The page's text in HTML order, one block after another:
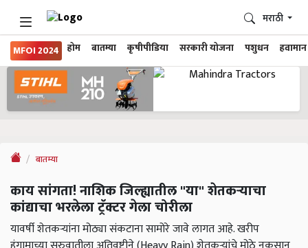
MFOI 2024 होम बातम्या कृषीपीडिया सरकारी योजना पशुधन हवामान
मराठी
बातम्या
काय सांगता! नाशिक जिल्ह्यातील "या" शेतकऱ्याचा
कांद्याचा भरलेला ट्रॅक्टर गेला चोरीला
यावर्षी शेतकऱ्यांना मोठ्या संकटाना सामोरे जावे लागत आहे. खरीप